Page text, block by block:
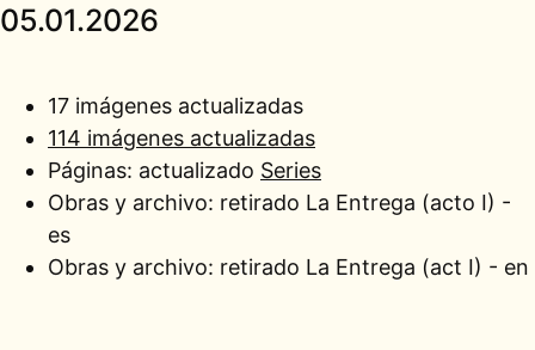
05.01.2026
17 imágenes actualizadas
114 imágenes actualizadas
Páginas: actualizado Series
Obras y archivo: retirado La Entrega (acto I) -
es
Obras y archivo: retirado La Entrega (act I) - en